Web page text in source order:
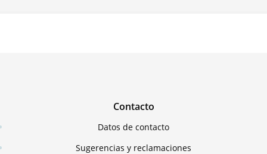
Contacto
Datos de contacto
Sugerencias y reclamaciones